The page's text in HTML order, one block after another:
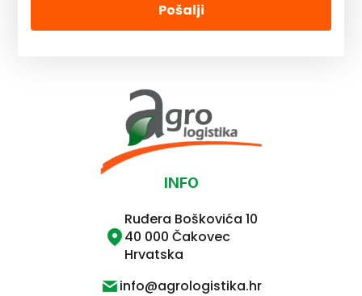
Pošalji
INFO
Ruđera Boškovića 10
40 000 Čakovec
Hrvatska
info@agrologistika.hr